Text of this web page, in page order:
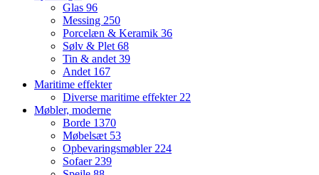
Glas 96
Messing 250
Porcelæn & Keramik 36
Sølv & Plet 68
Tin & andet 39
Andet 167
Maritime effekter
Diverse maritime effekter 22
Møbler, moderne
Borde 1370
Møbelsæt 53
Opbevaringsmøbler 224
Sofaer 239